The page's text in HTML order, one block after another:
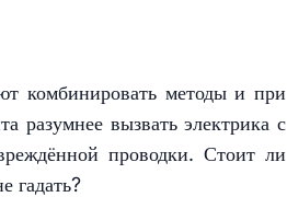
комбинировать методы и при
разумнее вызвать электрика с
проводки. Стоит ли
гадать?